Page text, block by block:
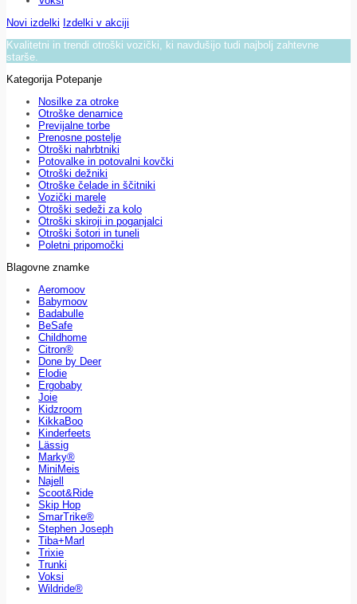
Novi izdelki Izdelki v akciji
Kvalitetni in trendi otroški vozički, ki navdušijo tudi najbolj zahtevne
starše.
Kategorija Potepanje
Nosilke za otroke
Otroške denarnice
Previjalne torbe
Prenosne postelje
Otroški nahrbtniki
Potovalke in potovalni kovčki
Otroški dežniki
Otroške čelade in ščitniki
Vozički marele
Otroški sedeži za kolo
Otroški skiroji in poganjalci
Otroški šotori in tuneli
Poletni pripomočki
Blagovne znamke
Aeromoov
Babymoov
Badabulle
BeSafe
Childhome
Citron®
Done by Deer
Elodie
Ergobaby
Joie
Kidzroom
KikkaBoo
Kinderfeets
Lässig
Marky®
MiniMeis
Najell
Scoot&Ride
Skip Hop
SmarTrike®
Stephen Joseph
Tiba+Marl
Trixie
Trunki
Voksi
Wildride®